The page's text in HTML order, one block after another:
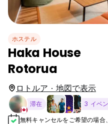
ホステル
Haka House
Rotorua
ロトルア · 地図で表示
滞在 3 イベ
無料キャンセルをご希望の場合